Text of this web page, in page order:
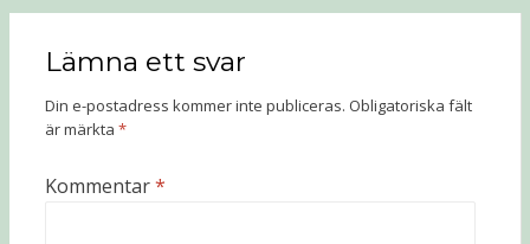
Lämna ett svar
Din e-postadress kommer inte publiceras. Obligatoriska fält
är märkta *
Kommentar*